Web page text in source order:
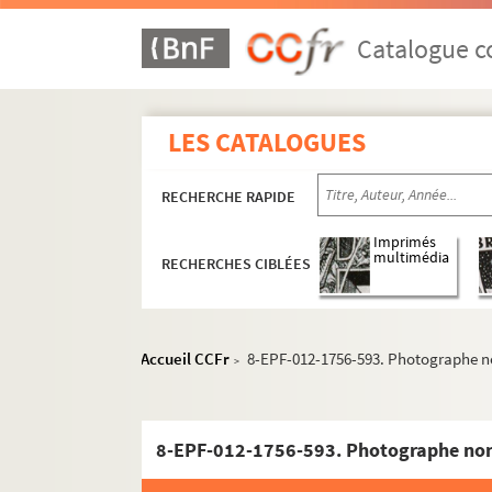
Catalogue
LES CATALOGUES
RECHERCHE RAPIDE
RECHERCHES CIBLÉES
Imprimés
multimédia
Accueil CCFr > 8-EPF-012-1756-593. Photographe
8-EPF-012-1756-593. Photographe